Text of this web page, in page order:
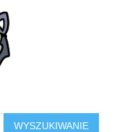
WYSZUKIWANIE